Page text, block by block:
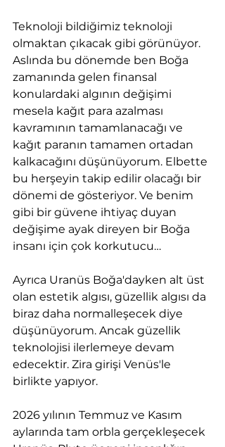
Teknoloji bildiğimiz teknoloji
olmaktan çıkacak gibi görünüyor.
Aslında bu dönemde ben Boğa
zamanında gelen finansal
konulardaki algının değişimi
mesela kağıt para azalması
kavramının tamamlanacağı ve
kağıt paranın tamamen ortadan
kalkacağını düşünüyorum. Elbette
bu herşeyin takip edilir olacağı bir
dönemi de gösteriyor. Ve benim
gibi bir güvene ihtiyaç duyan
değişime ayak direyen bir Boğa
insanı için çok korkutucu…
Ayrıca Uranüs Boğa'dayken alt üst
olan estetik algısı, güzellik algısı da
biraz daha normalleşecek diye
düşünüyorum. Ancak güzellik
teknolojisi ilerlemeye devam
edecektir. Zira girişi Venüs'le
birlikte yapıyor.
2026 yılının Temmuz ve Kasım
aylarında tam orbla gerçekleşecek